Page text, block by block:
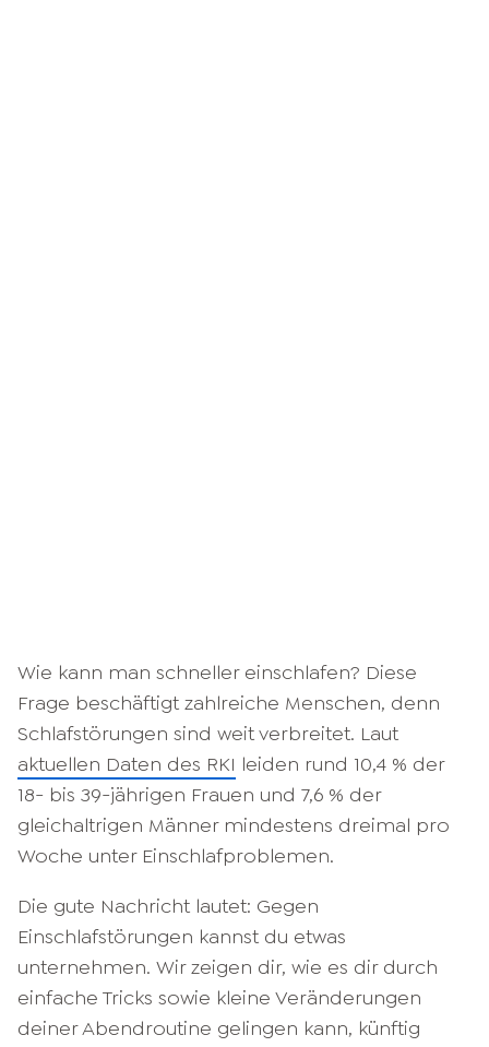
Wie kann man schneller einschlafen? Diese
Frage beschäftigt zahlreiche Menschen, denn
Schlafstörungen sind weit verbreitet. Laut
aktuellen Daten des RKI leiden rund 10,4 % der
18- bis 39-jährigen Frauen und 7,6 % der
gleichaltrigen Männer mindestens dreimal pro
Woche unter Einschlafproblemen.
Die gute Nachricht lautet: Gegen
Einschlafstörungen kannst du etwas
unternehmen. Wir zeigen dir, wie es dir durch
einfache Tricks sowie kleine Veränderungen
deiner Abendroutine gelingen kann, künftig